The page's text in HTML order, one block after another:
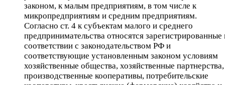
законом, к малым предприятиям, в том числе к
микропредприятиям и средним предприятиям.
Согласно ст. 4 к субъектам малого и среднего
предпринимательства относятся зарегистрированные
соответствии с законодательством РФ и
соответствующие установленным законом условиям
хозяйственные общества, хозяйственные партнерства,
производственные кооперативы, потребительские